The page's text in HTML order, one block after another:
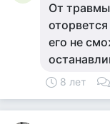
От
его не
8 лет